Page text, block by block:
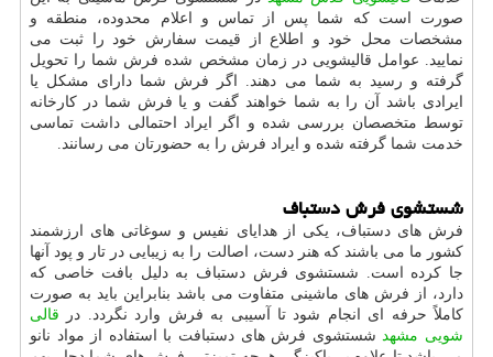
صورت است که شما پس از تماس و اعلام محدوده، منطقه و
مشخصات محل خود و اطلاع از قیمت سفارش خود را ثبت می
نمایید. عوامل قالیشویی در زمان مشخص شده فرش شما را تحویل
گرفته و رسید به شما می دهند. اگر فرش شما دارای مشکل یا
ایرادی باشد آن را به شما خواهند گفت و یا فرش شما در کارخانه
توسط متخصصان بررسی شده و اگر ایراد احتمالی داشت تماسی
خدمت شما گرفته شده و ایراد فرش را به حضورتان می رسانند.
شستشوی فرش دستباف
فرش های دستباف، یکی از هدایای نفیس و سوغاتی های ارزشمند
کشور ما می باشند که هنر دست، اصالت را به زیبایی در تار و پود آنها
جا کرده است. شستشوی فرش دستباف به دلیل بافت خاصی که
دارد، از فرش های ماشینی متفاوت می باشد بنابراین باید به صورت
کاملاً حرفه ای انجام شود تا آسیبی به فرش وارد نگردد. در قالی
شویی مشهد شستشوی فرش های دستبافت با استفاده از مواد نانو